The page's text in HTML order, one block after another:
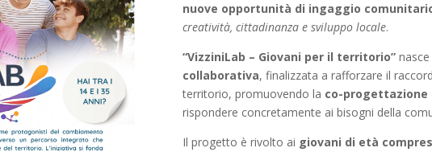
nuove opportunità di ingaggio
creatività, cittadinanza e sviluppo locale.
“VizziniLab – Giovani per il territorio”
collaborativa, finalizzata a rafforzare il
territorio, promuovendo la co-progettazione
rispondere concretamente ai bisogni della
Il progetto è rivolto ai giovani di età